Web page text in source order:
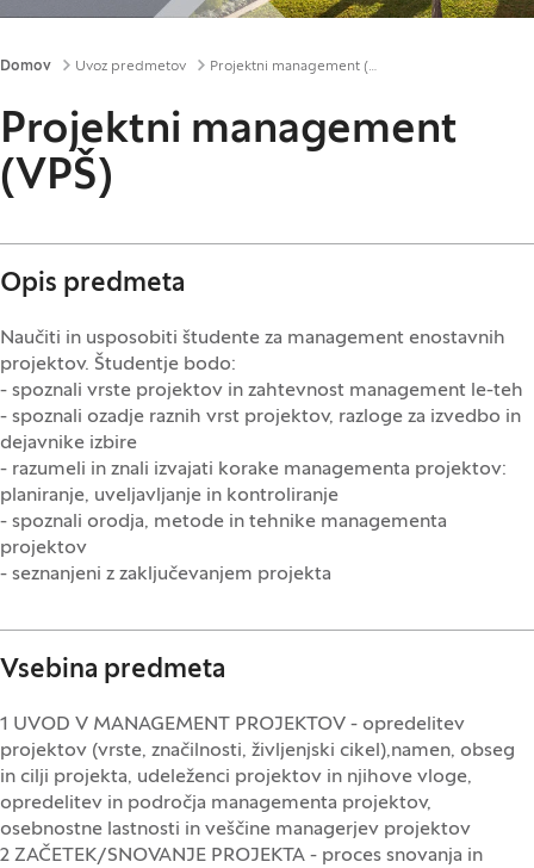
Drobtinice
Domov Uvoz predmetov Projektni management (VPŠ)
Projektni management
(VPŠ)
Opis predmeta
Naučiti in usposobiti študente za management enostavnih
projektov. Študentje bodo:
- spoznali vrste projektov in zahtevnost management le-teh
- spoznali ozadje raznih vrst projektov, razloge za izvedbo in
dejavnike izbire
- razumeli in znali izvajati korake managementa projektov:
planiranje, uveljavljanje in kontroliranje
- spoznali orodja, metode in tehnike managementa
projektov
- seznanjeni z zaključevanjem projekta
Vsebina predmeta
1 UVOD V MANAGEMENT PROJEKTOV - opredelitev
projektov (vrste, značilnosti, življenjski cikel),namen, obseg
in cilji projekta, udeleženci projektov in njihove vloge,
opredelitev in področja managementa projektov,
osebnostne lastnosti in veščine managerjev projektov
2 ZAČETEK/SNOVANJE PROJEKTA - proces snovanja in